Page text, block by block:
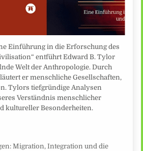
Einführung in die Erforschung des
entführt Edward B. Tylor
Welt der Anthropologie. Durch
er menschliche Gesellschaften,
Tylors tiefgründige Analysen
Verständnis menschlicher
kultureller Besonderheiten.
Migration, Integration und die